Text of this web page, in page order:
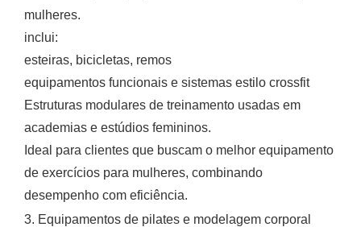
mulheres.
inclui:
esteiras, bicicletas, remos
equipamentos funcionais e sistemas estilo crossfit
Estruturas modulares de treinamento usadas em
academias e estúdios femininos.
Ideal para clientes que buscam o melhor equipamento
de exercícios para mulheres, combinando
desempenho com eficiência.
3. Equipamentos de pilates e modelagem corporal